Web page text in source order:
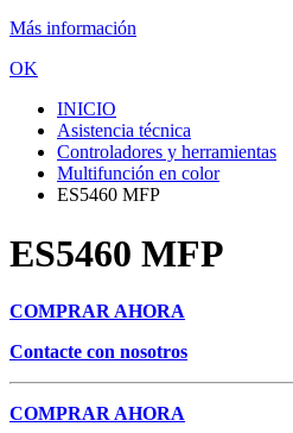
Más información
OK
INICIO
Asistencia técnica
Controladores y herramientas
Multifunción en color
ES5460 MFP
ES5460 MFP
COMPRAR AHORA
Contacte con nosotros
COMPRAR AHORA